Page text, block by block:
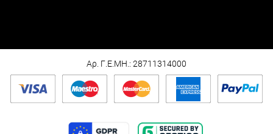
Αρ. Γ.Ε.ΜΗ.: 28711314000